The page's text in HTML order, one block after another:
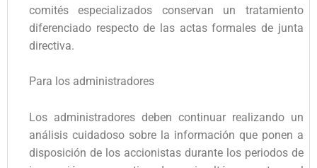
comités especializados conservan un tratamiento
diferenciado respecto de las actas formales de junta
directiva.
Para los administradores
Los administradores deben continuar realizando un
análisis cuidadoso sobre la información que ponen a
disposición de los accionistas durante los periodos de